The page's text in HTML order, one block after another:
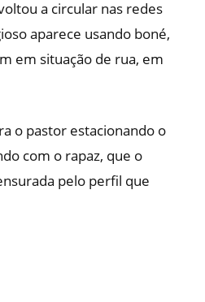
a circular nas redes
aparece usando boné,
em situação de rua, em
o pastor estacionando o
com o rapaz, que o
pelo perfil que